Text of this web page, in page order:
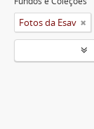
Fotos da Esav